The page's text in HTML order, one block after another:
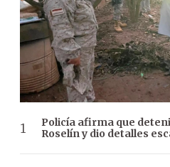
Policía afirma que
Roselín y dio detalles